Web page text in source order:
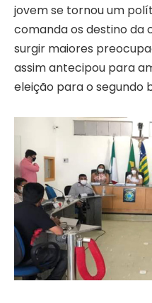
jovem se tornou um
comanda os destino da
surgir maiores
assim antecipou para
eleição para o segundo